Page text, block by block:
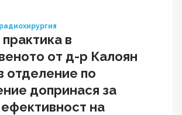
в
от д-р Калоян
отделение по
допринася за
на